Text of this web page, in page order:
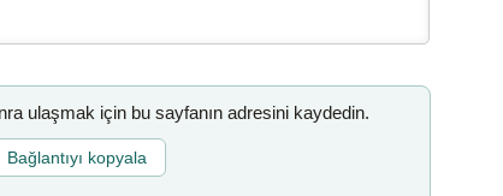
ulaşmak için bu sayfanın adresini kaydedin.
Bağlantıyı kopyala